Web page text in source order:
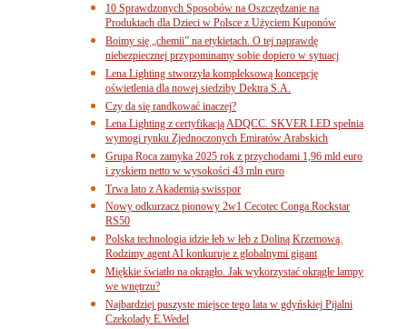
10 Sprawdzonych Sposobów na Oszczędzanie na
Produktach dla Dzieci w Polsce z Użyciem Kuponów
Boimy się „chemii” na etykietach. O tej naprawdę
niebezpiecznej przypominamy sobie dopiero w sytuacj
Lena Lighting stworzyła kompleksową koncepcję
oświetlenia dla nowej siedziby Dektra S.A.
Czy da się randkować inaczej?
Lena Lighting z certyfikacją ADQCC. SKVER LED spełnia
wymogi rynku Zjednoczonych Emiratów Arabskich
Grupa Roca zamyka 2025 rok z przychodami 1,96 mld euro
i zyskiem netto w wysokości 43 mln euro
Trwa lato z Akademią swisspor
Nowy odkurzacz pionowy 2w1 Cecotec Conga Rockstar
RS50
Polska technologia idzie łeb w łeb z Doliną Krzemową.
Rodzimy agent AI konkuruje z globalnymi gigant
Miękkie światło na okrągło. Jak wykorzystać okrągłe lampy
we wnętrzu?
Najbardziej puszyste miejsce tego lata w gdyńskiej Pijalni
Czekolady E.Wedel